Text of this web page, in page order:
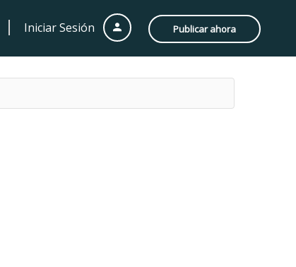
Iniciar Sesión Publicar ahora